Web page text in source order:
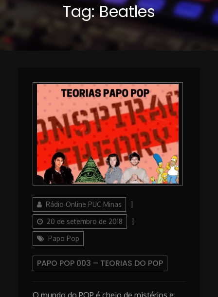
Tag:Beatles
AuthorRádio Online PUC Minas
20 de setembro de 2018
Papo Pop
PAPO POP 003 – TEORIAS DO POP
O mundo do POP é cheio de mistérios e